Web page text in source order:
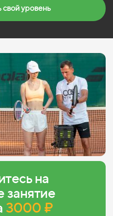
уровень
на
занятие
3000 ₽